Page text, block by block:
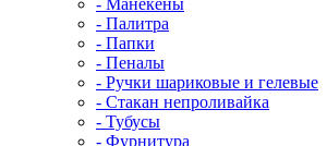
- Манекены
- Палитра
- Папки
- Пеналы
- Ручки шариковые и гелевые
- Стакан непроливайка
- Тубусы
- Фурнитура